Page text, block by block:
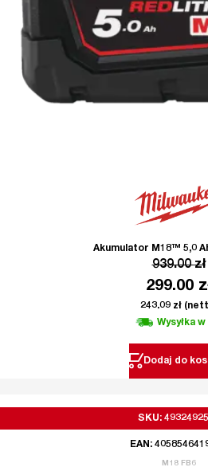
Akumulator M18™ 5,0
939.00zł
299.00
243.09 zł
Wysyłka w
Dodaj do
SKU:
EAN:
M18 FB6